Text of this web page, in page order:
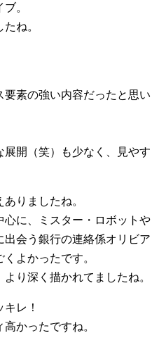
。
ね。
素の強い内容だったと思い
開（笑）も少なく、見やす
りましたね。
に、ミスター・ロボットや
会う銀行の連絡係オリビア
よかったです。
り深く描かれてましたね。
レ！
かったですね。